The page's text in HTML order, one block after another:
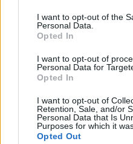
I want to opt-out of the
Personal Data.
Opted In
I want to opt-out of
Personal Data for
Opted In
I want to opt-out of
Retention, Sale, and/or
Personal Data that Is
Purposes for which it
Opted Out
УЛЦИЊ
објава
БИДЕ ЗА